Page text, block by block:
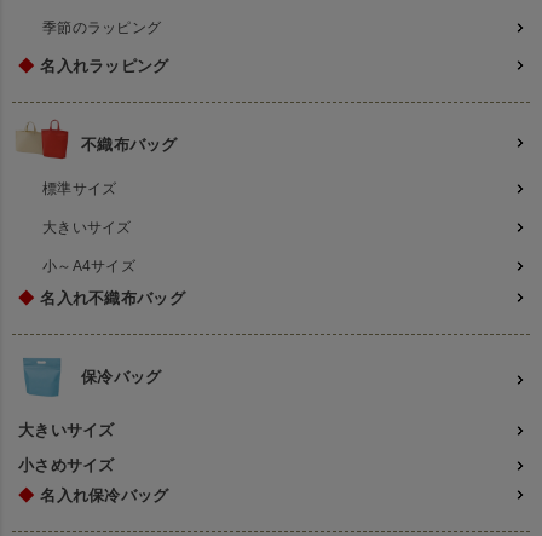
季節のラッピング
◆ 名入れラッピング
不織布バッグ
標準サイズ
大きいサイズ
小～A4サイズ
◆ 名入れ不織布バッグ
保冷バッグ
大きいサイズ
小さめサイズ
◆ 名入れ保冷バッグ